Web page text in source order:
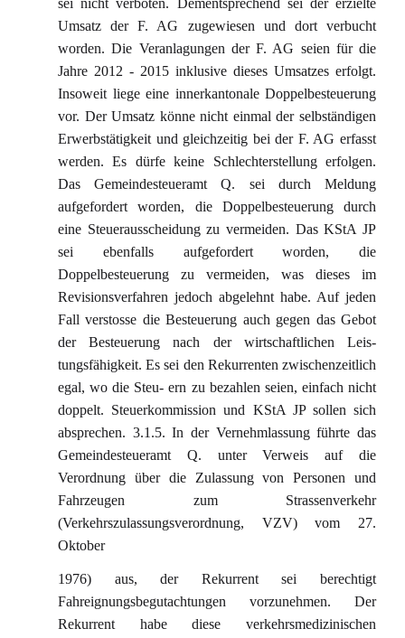
sei nicht verboten. Dementsprechend sei der erzielte
Umsatz der F. AG zugewiesen und dort verbucht
worden. Die Veranlagungen der F. AG seien für die
Jahre 2012 - 2015 inklusive dieses Umsatzes erfolgt.
Insoweit liege eine innerkantonale Doppelbesteuerung
vor. Der Umsatz könne nicht einmal der selbständigen
Erwerbstätigkeit und gleichzeitig bei der F. AG erfasst
werden. Es dürfe keine Schlechterstellung erfolgen.
Das Gemeindesteueramt Q. sei durch Meldung
aufgefordert worden, die Doppelbesteuerung durch
eine Steuerausscheidung zu vermeiden. Das KStA JP
sei ebenfalls aufgefordert worden, die
Doppelbesteuerung zu vermeiden, was dieses im
Revisionsverfahren jedoch abgelehnt habe. Auf jeden
Fall verstosse die Besteuerung auch gegen das Gebot
der Besteuerung nach der wirtschaftlichen Leis-
tungsfähigkeit. Es sei den Rekurrenten zwischenzeitlich
egal, wo die Steu- ern zu bezahlen seien, einfach nicht
doppelt. Steuerkommission und KStA JP sollen sich
absprechen. 3.1.5. In der Vernehmlassung führte das
Gemeindesteueramt Q. unter Verweis auf die
Verordnung über die Zulassung von Personen und
Fahrzeugen zum Strassenverkehr
(Verkehrszulassungsverordnung, VZV) vom 27.
Oktober
1976) aus, der Rekurrent sei berechtigt
Fahreignungsbegutachtungen vorzunehmen. Der
Rekurrent habe diese verkehrsmedizinischen